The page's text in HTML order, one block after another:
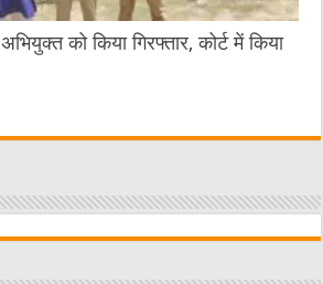
को किया गिरफ्तार, कोर्ट में किया